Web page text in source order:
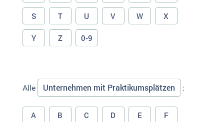
S T U V W X
Y Z 0-9
Alle Unternehmen mit Praktikumsplätzen :
A B C D E F